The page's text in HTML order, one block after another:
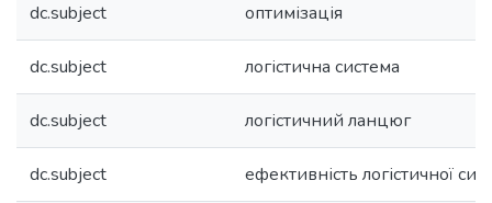
dc.subject оптимізація
dc.subject логістична система
dc.subject логістичний ланцюг
dc.subject ефективність логістичної